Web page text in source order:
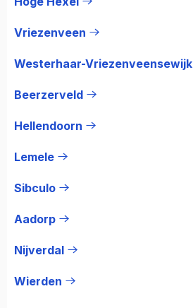
Vriezenveen
Westerhaar-Vriezenveensewijk
Beerzerveld
Hellendoorn
Lemele
Sibculo
Aadorp
Nijverdal
Wierden